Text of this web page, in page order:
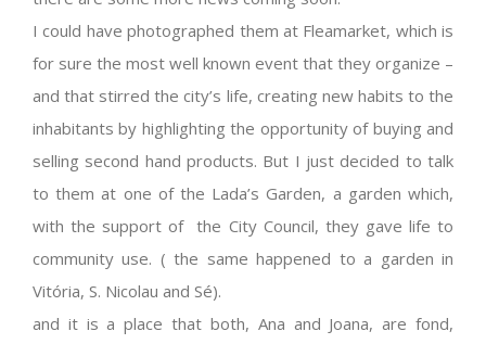
I could have photographed them at Fleamarket, which is
for sure the most well known event that they organize –
and that stirred the city’s life, creating new habits to the
inhabitants by highlighting the opportunity of buying and
selling second hand products. But I just decided to talk
to them at one of the Lada’s Garden, a garden which,
with the support of the City Council, they gave life to
community use. ( the same happened to a garden in
Vitória, S. Nicolau and Sé).
and it is a place that both, Ana and Joana, are fond,